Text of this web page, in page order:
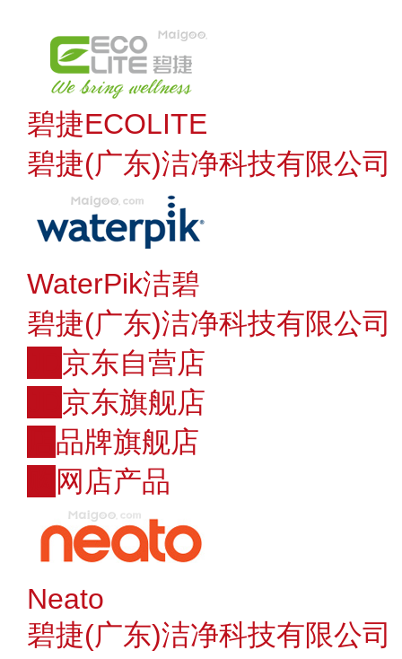
碧捷ECOLITE
碧捷(广东)洁净科技有限公司
WaterPik洁碧
碧捷(广东)洁净科技有限公司
京东自营店
京东旗舰店
品牌旗舰店
网店产品
Neato
碧捷(广东)洁净科技有限公司